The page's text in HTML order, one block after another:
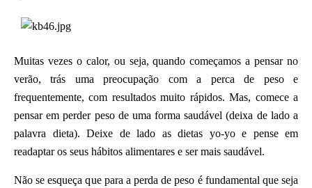
Muitas vezes o calor, ou seja, quando começamos a pensar no
verão, trás uma preocupação com a perca de peso e
frequentemente, com resultados muito rápidos. Mas, comece a
pensar em perder peso de uma forma saudável (deixa de lado a
palavra dieta). Deixe de lado as dietas yo-yo e pense em
readaptar os seus hábitos alimentares e ser mais saudável.
Não se esqueça que para a perda de peso é fundamental que seja